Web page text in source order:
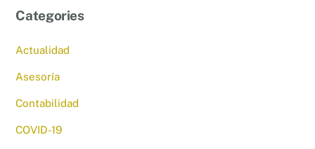
Categories
Actualidad
Asesoría
Contabilidad
COVID-19